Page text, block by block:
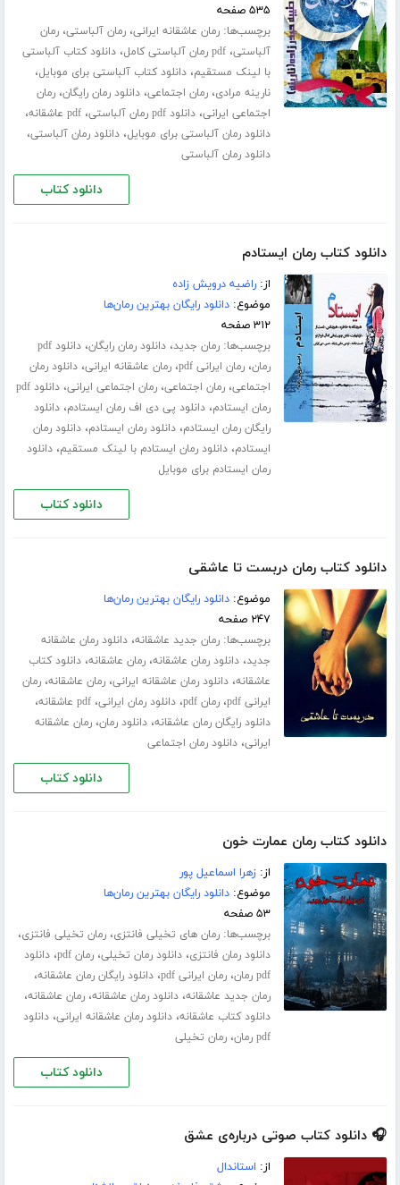
۵۳۵ صفحه
برچسب‌ها:رمان عاشقانه ایرانی،رمان آلباستی،رمان
آلباستی،pdf رمان آلباستی کامل ،دانلود کتاب آلباستی
با لینک مستقیم،دانلود کتاب آلباستی برای موبایل،
نارینه مرادی،رمان اجتماعی،دانلود رمان رایگان،رمان
اجتماعی ایرانی،دانلود pdf رمان آلباستی ،pdf عاشقانه ،
دانلود رمان آلباستی برای موبایل،دانلود رمان آلباستی،
دانلود رمان آلباستی
دانلود کتاب
دانلود کتاب رمان ایستادم
از:راضیه درویش زاده
موضوع:دانلود رایگان بهترین رمان‌ها
۳۱۲ صفحه
برچسب‌ها:رمان جدید،دانلود رمان رایگان،
دانلود pdf
رمان،رمان ایرانی pdf ،رمان عاشقانه ایرانی،دانلود رمان
اجتماعی،رمان اجتماعی،رمان اجتماعی ایرانی،
دانلود pdf
رمان ایستادم،دانلود پی دی اف رمان ایستادم،دانلود
رایگان رمان ایستادم،دانلود رمان ایستادم،دانلود رمان
ایستادم،دانلود رمان ایستادم با لینک مستقیم،دانلود
رمان ایستادم برای موبایل
دانلود کتاب
دانلود کتاب رمان دربست تا عاشقی
موضوع:دانلود رایگان بهترین رمان‌ها
۲۴۷ صفحه
برچسب‌ها:رمان جدید عاشقانه،دانلود رمان عاشقانه
جدید،دانلود رمان عاشقانه،رمان عاشقانه،دانلود کتاب
عاشقانه،دانلود رمان عاشقانه ایرانی،رمان عاشقانه،رمان
ایرانی pdf
،رمان pdf ،دانلود رمان ایرانی،pdf عاشقانه ،
دانلود رایگان رمان عاشقانه،دانلود رمان،رمان عاشقانه
ایرانی،دانلود رمان اجتماعی
دانلود کتاب
دانلود کتاب رمان عمارت خون
از:زهرا اسماعیل پور
موضوع:دانلود رایگان بهترین رمان‌ها
۵۳ صفحه
برچسب‌ها:رمان های تخیلی فانتزی،رمان تخیلی فانتزی،
دانلود رمان فانتزی،دانلود رمان تخیلی،رمان pdf ،دانلود
pdf رمان
،رمان ایرانی pdf ،دانلود رایگان رمان عاشقانه،
رمان جدید عاشقانه،دانلود رمان عاشقانه،رمان عاشقانه،
دانلود کتاب عاشقانه،دانلود رمان عاشقانه ایرانی،دانلود
pdf رمان
،رمان تخیلی
دانلود کتاب
🎧 دانلود کتاب صوتی درباره‌ی عشق
از: استاندال